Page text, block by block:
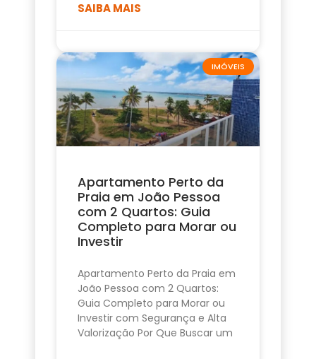
SAIBA MAIS
IMÓVEIS
Apartamento Perto da
Praia em João Pessoa
com 2 Quartos: Guia
Completo para Morar ou
Investir
Apartamento Perto da Praia em
João Pessoa com 2 Quartos:
Guia Completo para Morar ou
Investir com Segurança e Alta
Valorização Por Que Buscar um